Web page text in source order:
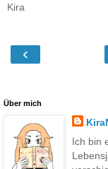
Kira
‹
Über mich
Ich bin